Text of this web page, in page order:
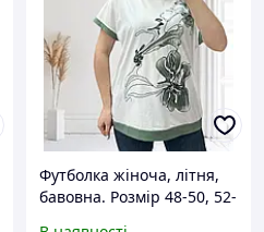
Футболка жіноча, літня,
бавовна. Розмір 48-50, 52-